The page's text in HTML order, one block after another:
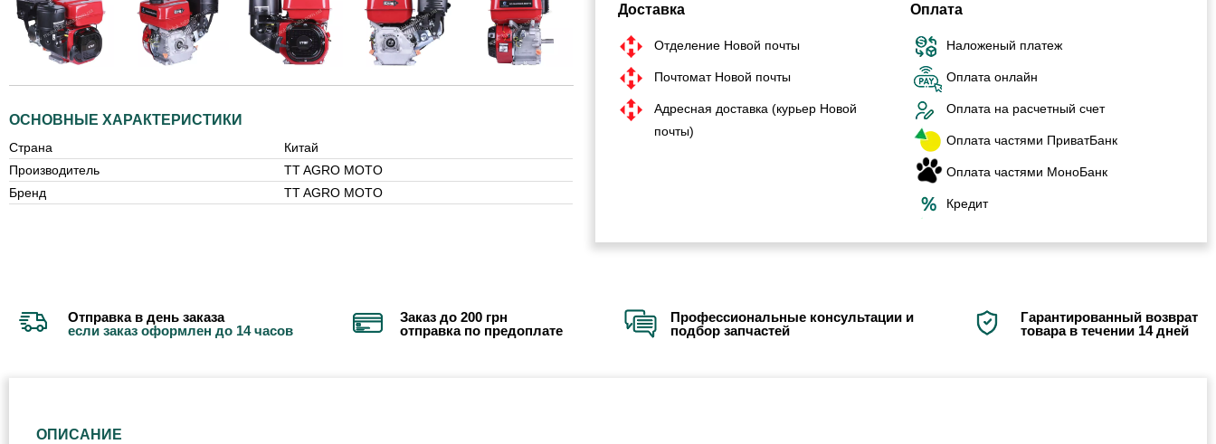
ОСНОВНЫЕ ХАРАКТЕРИСТИКИ
Страна
Китай
Производитель
TT AGRO MOTO
Бренд
TT AGRO MOTO
Доставка
Отделение Новой почты
Почтомат Новой почты
Адресная доставка (курьер Новой
почты)
Оплата
Наложеный платеж
Оплата онлайн
Оплата на расчетный счет
Оплата частями ПриватБанк
Оплата частями МоноБанк
Кредит
Отправка в день заказа
если заказ оформлен до 14 часов
Заказ до 200 грн
отправка по предоплате
Профессиональные консультации и
подбор запчастей
Гарантированный возврат
товара в течении 14 дней
ОПИСАНИЕ